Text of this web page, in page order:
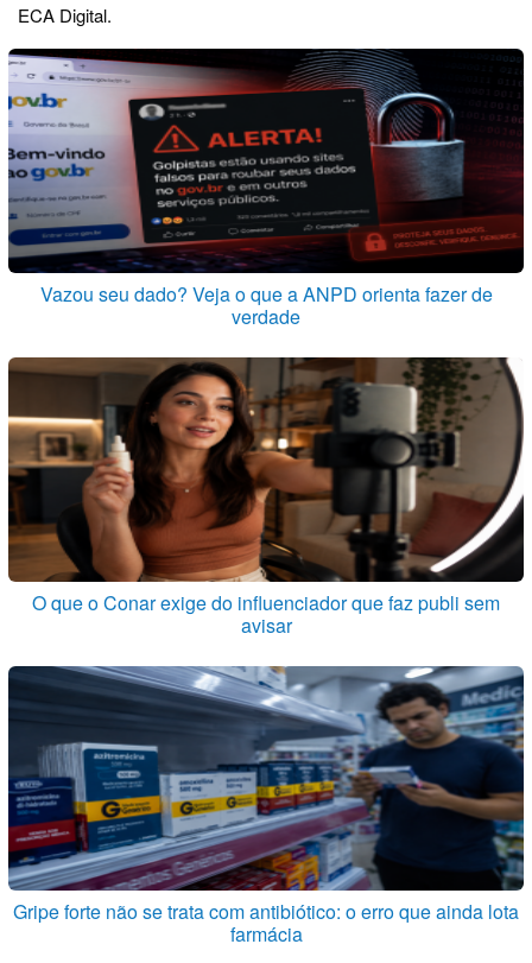
ECA Digital.
Vazou seu dado? Veja o que a ANPD orienta fazer de
verdade
O que o Conar exige do influenciador que faz publi sem
avisar
Gripe forte não se trata com antibiótico: o erro que ainda lota
farmácia